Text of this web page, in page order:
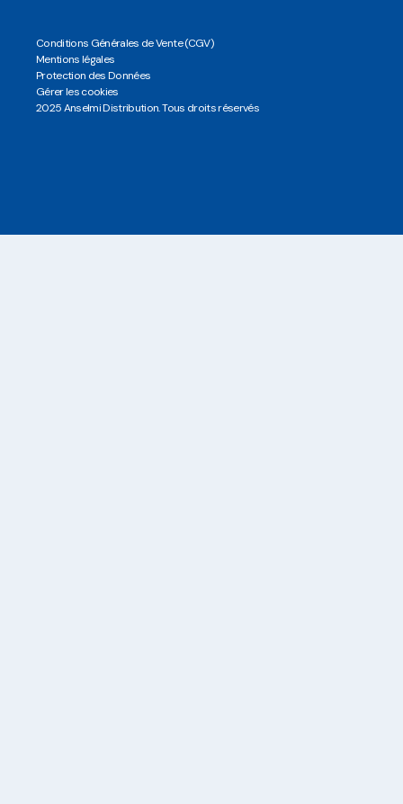
Conditions Générales de Vente (CGV)
Mentions légales
Protection des Données
Gérer les cookies
2025 Anselmi Distribution. Tous droits réservés